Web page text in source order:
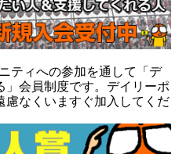
ティへの参加を通して「デ
」会員制度です。デイリーポ
慮なくいますぐ加入してくだ